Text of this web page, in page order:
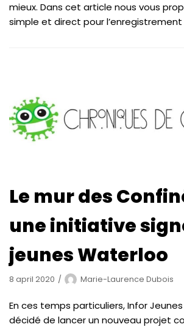
mieux. Dans cet article nous vous
simple et direct pour l’enregistrement
Le mur des
une initiative
jeunes Waterloo
8 april 2020 Marie-Laurence Dubois
En ces temps particuliers, Infor
décidé de lancer un nouveau projet